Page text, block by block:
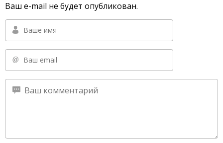
Ваш e-mail не будет опубликован.